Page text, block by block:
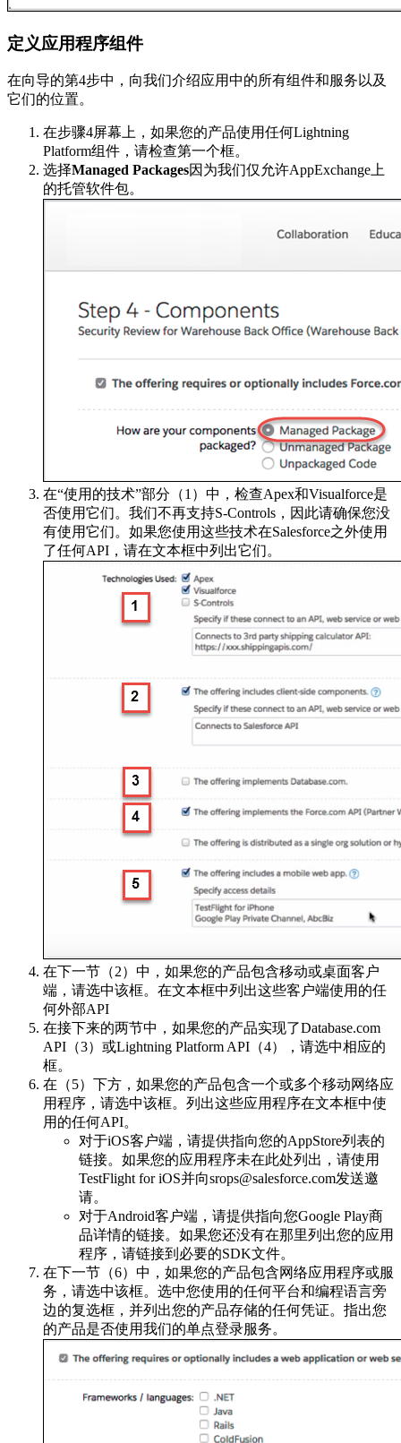
定义应用程序组件
在向导的第4步中，向我们介绍应用中的所有组件和服务以及
它们的位置。
在步骤4屏幕上，如果您的产品使用任何Lightning
Platform组件，请检查第一个框。
选择Managed Packages因为我们仅允许AppExchange上
的托管软件包。
在“使用的技术”部分（1）中，检查Apex和Visualforce是
否使用它们。我们不再支持S-Controls，因此请确保您没
有使用它们。如果您使用这些技术在Salesforce之外使用
了任何API，请在文本框中列出它们。
在下一节（2）中，如果您的产品包含移动或桌面客户
端，请选中该框。在文本框中列出这些客户端使用的任
何外部API
在接下来的两节中，如果您的产品实现了Database.com
API（3）或Lightning Platform API（4），请选中相应的
框。
在（5）下方，如果您的产品包含一个或多个移动网络应
用程序，请选中该框。列出这些应用程序在文本框中使
用的任何API。
对于iOS客户端，请提供指向您的AppStore列表的
链接。如果您的应用程序未在此处列出，请使用
TestFlight for iOS并向srops@salesforce.com发送邀
请。
对于Android客户端，请提供指向您Google Play商
品详情的链接。如果您还没有在那里列出您的应用
程序，请链接到必要的SDK文件。
在下一节（6）中，如果您的产品包含网络应用程序或服
务，请选中该框。选中您使用的任何平台和编程语言旁
边的复选框，并列出您的产品存储的任何凭证。指出您
的产品是否使用我们的单点登录服务。